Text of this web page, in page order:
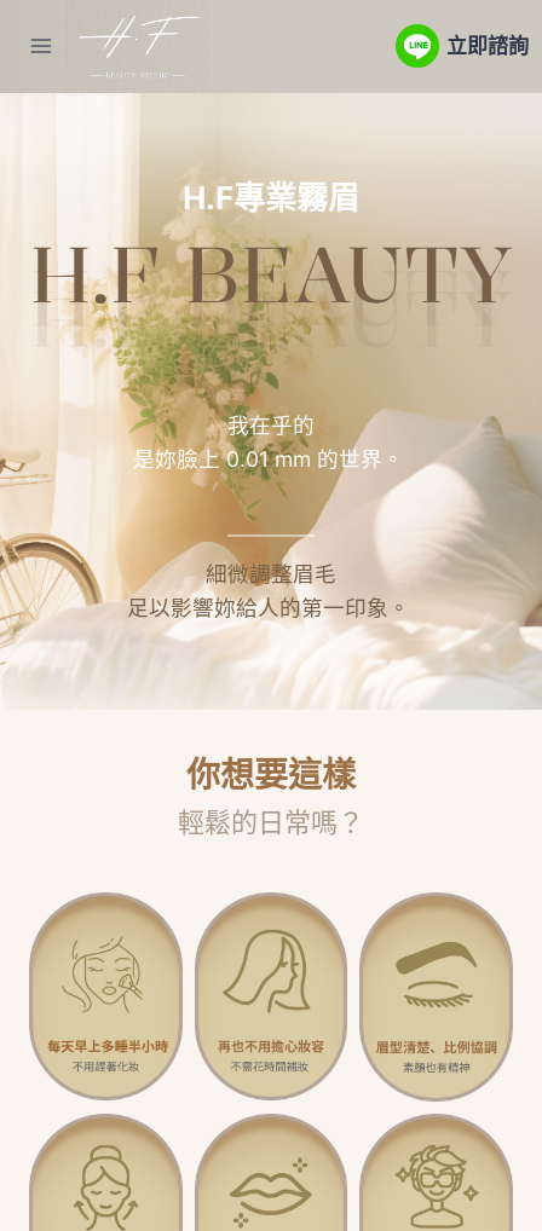
立即諮詢
H.F專業霧眉
我在乎的
是妳臉上 0.01 mm 的世界。
細微調整眉毛
足以影響妳給人的第一印象。
你想要這樣
輕鬆的日常嗎？